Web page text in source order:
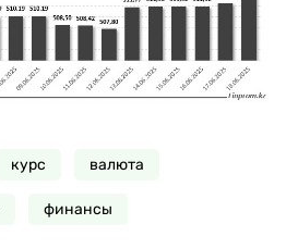
курс валюта
финансы